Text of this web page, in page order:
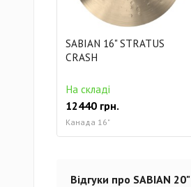
SABIAN 16" STRATUS
CRASH
На складі
12440 грн.
Канада 16"
Відгуки про SABIAN